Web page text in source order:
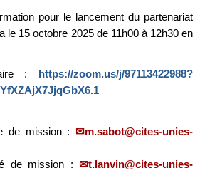
pour le lancement du partenariat
le 15 octobre 2025 de 11h00 à 12h30 en
: https://zoom.us/j/97113422988?
de mission :
m.sabot@cites-unies-
de mission :
t.lanvin@cites-unies-